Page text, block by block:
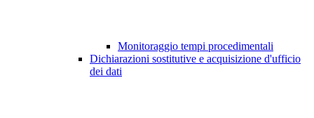
Monitoraggio tempi procedimentali
Dichiarazioni sostitutive e acquisizione d'ufficio
dei dati